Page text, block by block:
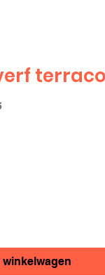
winkelwagen